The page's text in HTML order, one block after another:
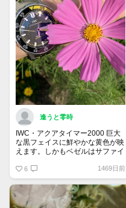
逢うと零時
IWC・アクアタイマー2000 巨大
な黒フェイスに鮮やかな黄色が映
えます。しかもベゼルはサファイ
ており、非常に強い光沢を放ちま
す。鮮やかなコスモスとの相性も
バッチリです。
6 1469日前